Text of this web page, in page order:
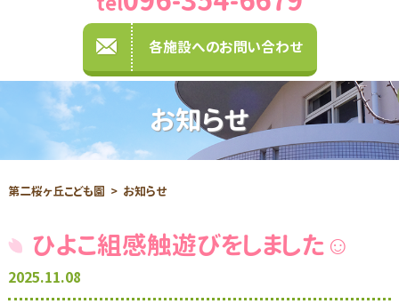
o
n
各施設へのお問い合わせ
お知らせ
第二桜ヶ丘こども園 お知らせ
ひよこ組感触遊びをしました☺
2025.11.08